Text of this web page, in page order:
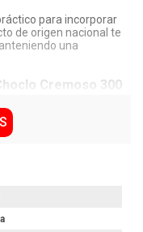
para incorporar
de origen nacional te
una
Cremoso 300
neto de 300 Grs,
del producto